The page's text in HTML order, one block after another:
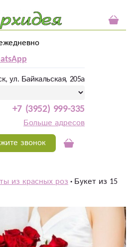
ул. Байкальская, 205а
+7 (3952) 999-335
Больше адресов
звонок
из красных роз Букет из 15